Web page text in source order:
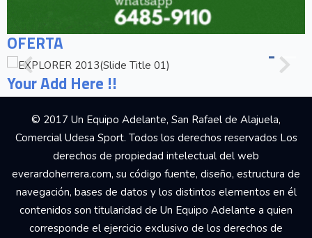
OFERTA
Your Add Here !!
© 2017 Un Equipo Adelante, San Rafael de Alajuela,
Comercial Udesa Sport. Todos los derechos reservados Los
derechos de propiedad intelectual del web
everardoherrera.com, su código fuente, diseño, estructura de
navegación, bases de datos y los distintos elementos en él
contenidos son titularidad de Un Equipo Adelante a quien
corresponde el ejercicio exclusivo de los derechos de